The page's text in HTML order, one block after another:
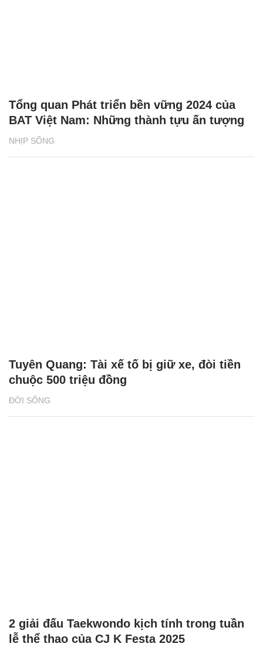
NHỊP SỐNG
Tổng quan Phát triển bền vững 2024 của
BAT Việt Nam: Những thành tựu ấn tượng
ĐỜI SỐNG
Tuyên Quang: Tài xế tố bị giữ xe, đòi tiền
chuộc 500 triệu đồng
2 giải đấu Taekwondo kịch tính trong tuần
lễ thể thao của CJ K Festa 2025